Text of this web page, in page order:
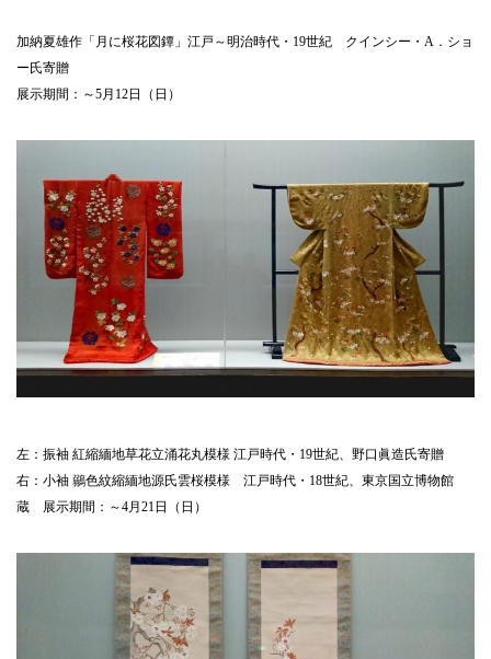
加納夏雄作「月に桜花図鐔」江戸～明治時代・19世紀 クインシー・A．ショ
ー氏寄贈
展示期間：～5月12日（日）
左：振袖 紅縮緬地草花立涌花丸模様 江戸時代・19世紀、野口眞造氏寄贈
右：小袖 鶸色紋縮緬地源氏雲桜模様 江戸時代・18世紀、東京国立博物館
蔵 展示期間：～4月21日（日）